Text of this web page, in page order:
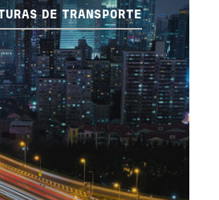
DE TRANSPORTE